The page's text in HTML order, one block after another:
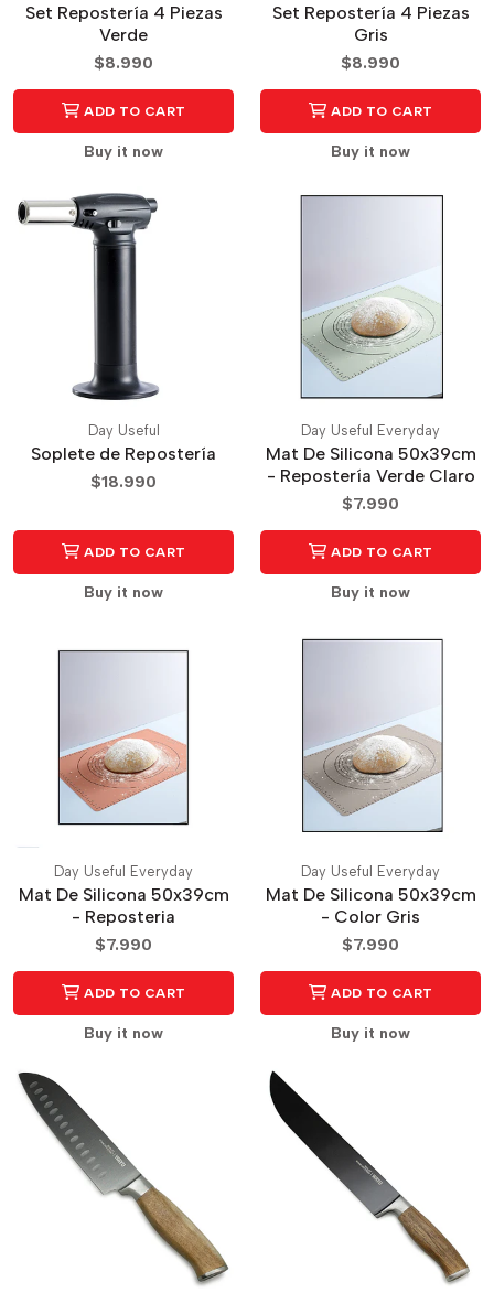
Set Repostería 4 Piezas
Verde
$8.990
ADD TO CART
Buy it now
Set Repostería 4 Piezas
Gris
$8.990
ADD TO CART
Buy it now
Day Useful
Soplete de Repostería
$18.990
ADD TO CART
Buy it now
Day Useful Everyday
Mat De Silicona 50x39cm
- Repostería Verde Claro
$7.990
ADD TO CART
Buy it now
Day Useful Everyday
Mat De Silicona 50x39cm
- Reposteria
$7.990
ADD TO CART
Buy it now
Day Useful Everyday
Mat De Silicona 50x39cm
- Color Gris
$7.990
ADD TO CART
Buy it now